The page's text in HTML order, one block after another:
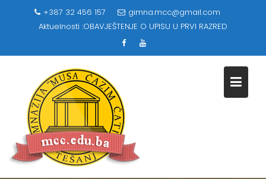
+387 32 456 157
gimna.mcc@gmail.com
Aktuelnosti :OBAVJEŠTENJE O UPISU U PRVI RAZRED